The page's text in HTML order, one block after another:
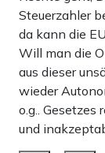
Steuerzahler
da kann die
Will man die
aus dieser
wieder
o.g..
und